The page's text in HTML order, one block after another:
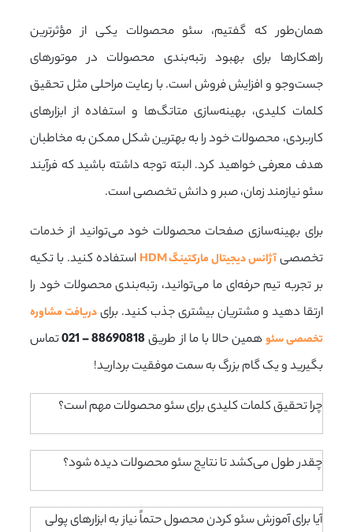
همان‌طور که گفتیم، سئو محصولات یکی از مؤثرترین
راهکارها برای بهبود رتبه‌بندی محصولات در موتورهای
جست‌وجو و افزایش فروش است. با رعایت مراحلی مثل تحقیق
کلمات کلیدی، بهینه‌سازی متاتگ‌ها و استفاده از ابزارهای
کاربردی، محصولات خود را به بهترین شکل ممکن به مخاطبان
هدف معرفی خواهید کرد. البته توجه داشته باشید که فرآیند
سئو نیازمند زمان، صبر و دانش تخصصی است.
برای بهینه‌سازی صفحات محصولات خود می‌توانید از خدمات
تخصصیآژانس دیجیتال مارکتینگ HDM
استفاده کنید. با تکیه
بر تجربه تیم حرفه‌ای ما می‌توانید، رتبه‌بندی محصولات خود را
ارتقا دهید و مشتریان بیشتری جذب کنید. برایدریافت مشاوره
تخصصی سئوهمین حالا با ما از طریق88690818 – 021
تماس
بگیرید و یک گام بزرگ به سمت موفقیت بردارید!
چرا تحقیق کلمات کلیدی برای سئو محصولات مهم است؟
چقدر طول می‌کشد تا نتایج سئو محصولات دیده شود؟
آیا برای آموزش سئو کردن محصول حتماً نیاز به ابزارهای پولی